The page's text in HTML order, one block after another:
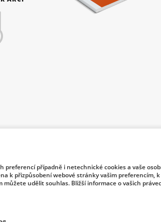
Trade of the Czech Republic support investment in
preferencí případně i netechnické cookies a vaše
k přizpůsobení webové stránky vašim preferencím,
udělit souhlas. Bližší informace o vašich